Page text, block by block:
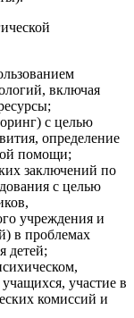
включая
с целью
определение
помощи;
заключений по
с целью
учреждения и
в проблемах
детей;
участие в
комиссий и